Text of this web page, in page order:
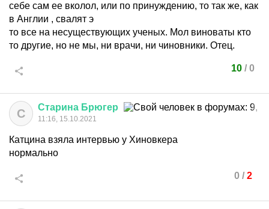
себе сам ее вколол, или по принуждению, то так же, как
в Англии , свалят э
то все на несуществующих ученых. Мол виноваты кто
то другие, но не мы, ни врачи, ни чиновники. Отец.
10 / 0
С Старина Брюгер
11:16, 15.10.2021
Катцина взяла интервью у Хиновкера
нормально
0 / 2